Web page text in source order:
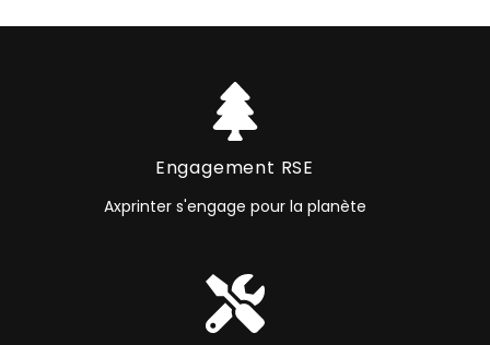
Engagement RSE
Axprinter s'engage pour la planète